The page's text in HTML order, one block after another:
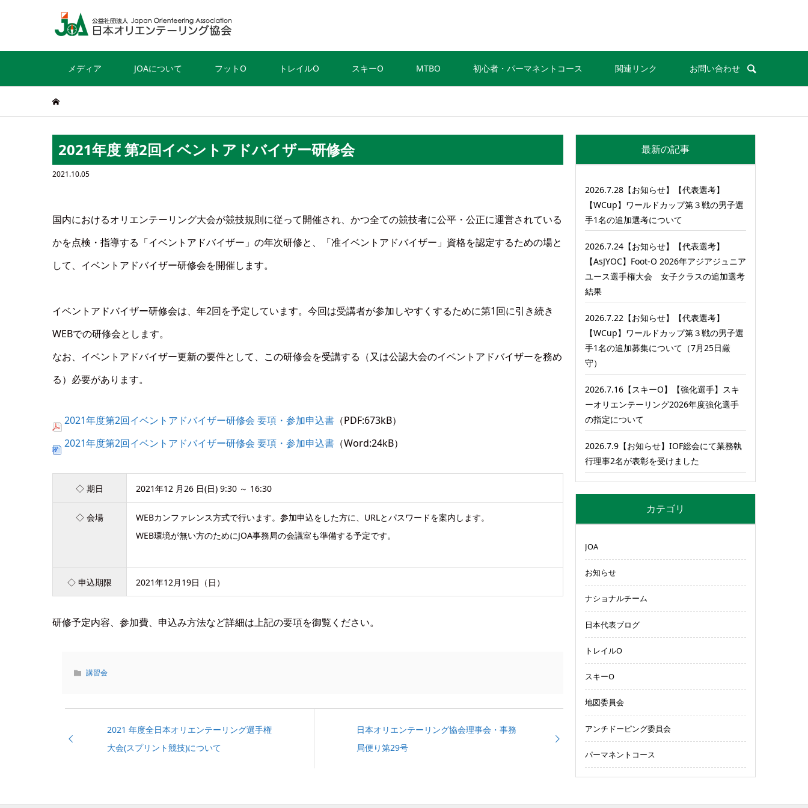
メディア JOAについて フットO トレイルO スキーO MTBO 初心者・パーマネントコース 関連リンク お問い合わせ
2021年度 第2回イベントアドバイザー研修会
2021.10.05
国内におけるオリエンテーリング大会が競技規則に従って開催され、かつ全ての競技者に公平・公正に運営されている
かを点検・指導する「イベントアドバイザー」の年次研修と、「准イベントアドバイザー」資格を認定するための場と
して、イベントアドバイザー研修会を開催します。
イベントアドバイザー研修会は、年2回を予定しています。今回は受講者が参加しやすくするために第1回に引き続き
WEBでの研修会とします。
なお、イベントアドバイザー更新の要件として、この研修会を受講する（又は公認大会のイベントアドバイザーを務め
る）必要があります。
2021年度第2回イベントアドバイザー研修会 要項・参加申込書 （PDF:673kB）
2021年度第2回イベントアドバイザー研修会 要項・参加申込書 （Word:24kB）
◇ 期日 2021年12 月26 日(日) 9:30 ～ 16:30
◇ 会場
WEBカンファレンス方式で行います。参加申込をした方に、URLとパスワードを案内します。
WEB環境が無い方のためにJOA事務局の会議室も準備する予定です。
◇ 申込期限 2021年12月19日（日）
研修予定内容、参加費、申込み方法など詳細は上記の要項を御覧ください。
講習会
2021 年度全日本オリエンテーリング選手権
大会(スプリント競技)について
日本オリエンテーリング協会理事会・事務
局便り第29号
最新の記事
2026.7.28【お知らせ】【代表選考】
【WCup】ワールドカップ第３戦の男子選
手1名の追加選考について
2026.7.24【お知らせ】【代表選考】
【AsJYOC】Foot-O 2026年アジアジュニア
ユース選手権大会 女子クラスの追加選考
結果
2026.7.22【お知らせ】【代表選考】
【WCup】ワールドカップ第３戦の男子選
手1名の追加募集について（7月25日厳
守）
2026.7.16【スキーO】【強化選手】スキ
ーオリエンテーリング2026年度強化選手
の指定について
2026.7.9【お知らせ】IOF総会にて業務執
行理事2名が表彰を受けました
カテゴリ
JOA
お知らせ
ナショナルチーム
日本代表ブログ
トレイルO
スキーO
地図委員会
アンチドーピング委員会
パーマネントコース